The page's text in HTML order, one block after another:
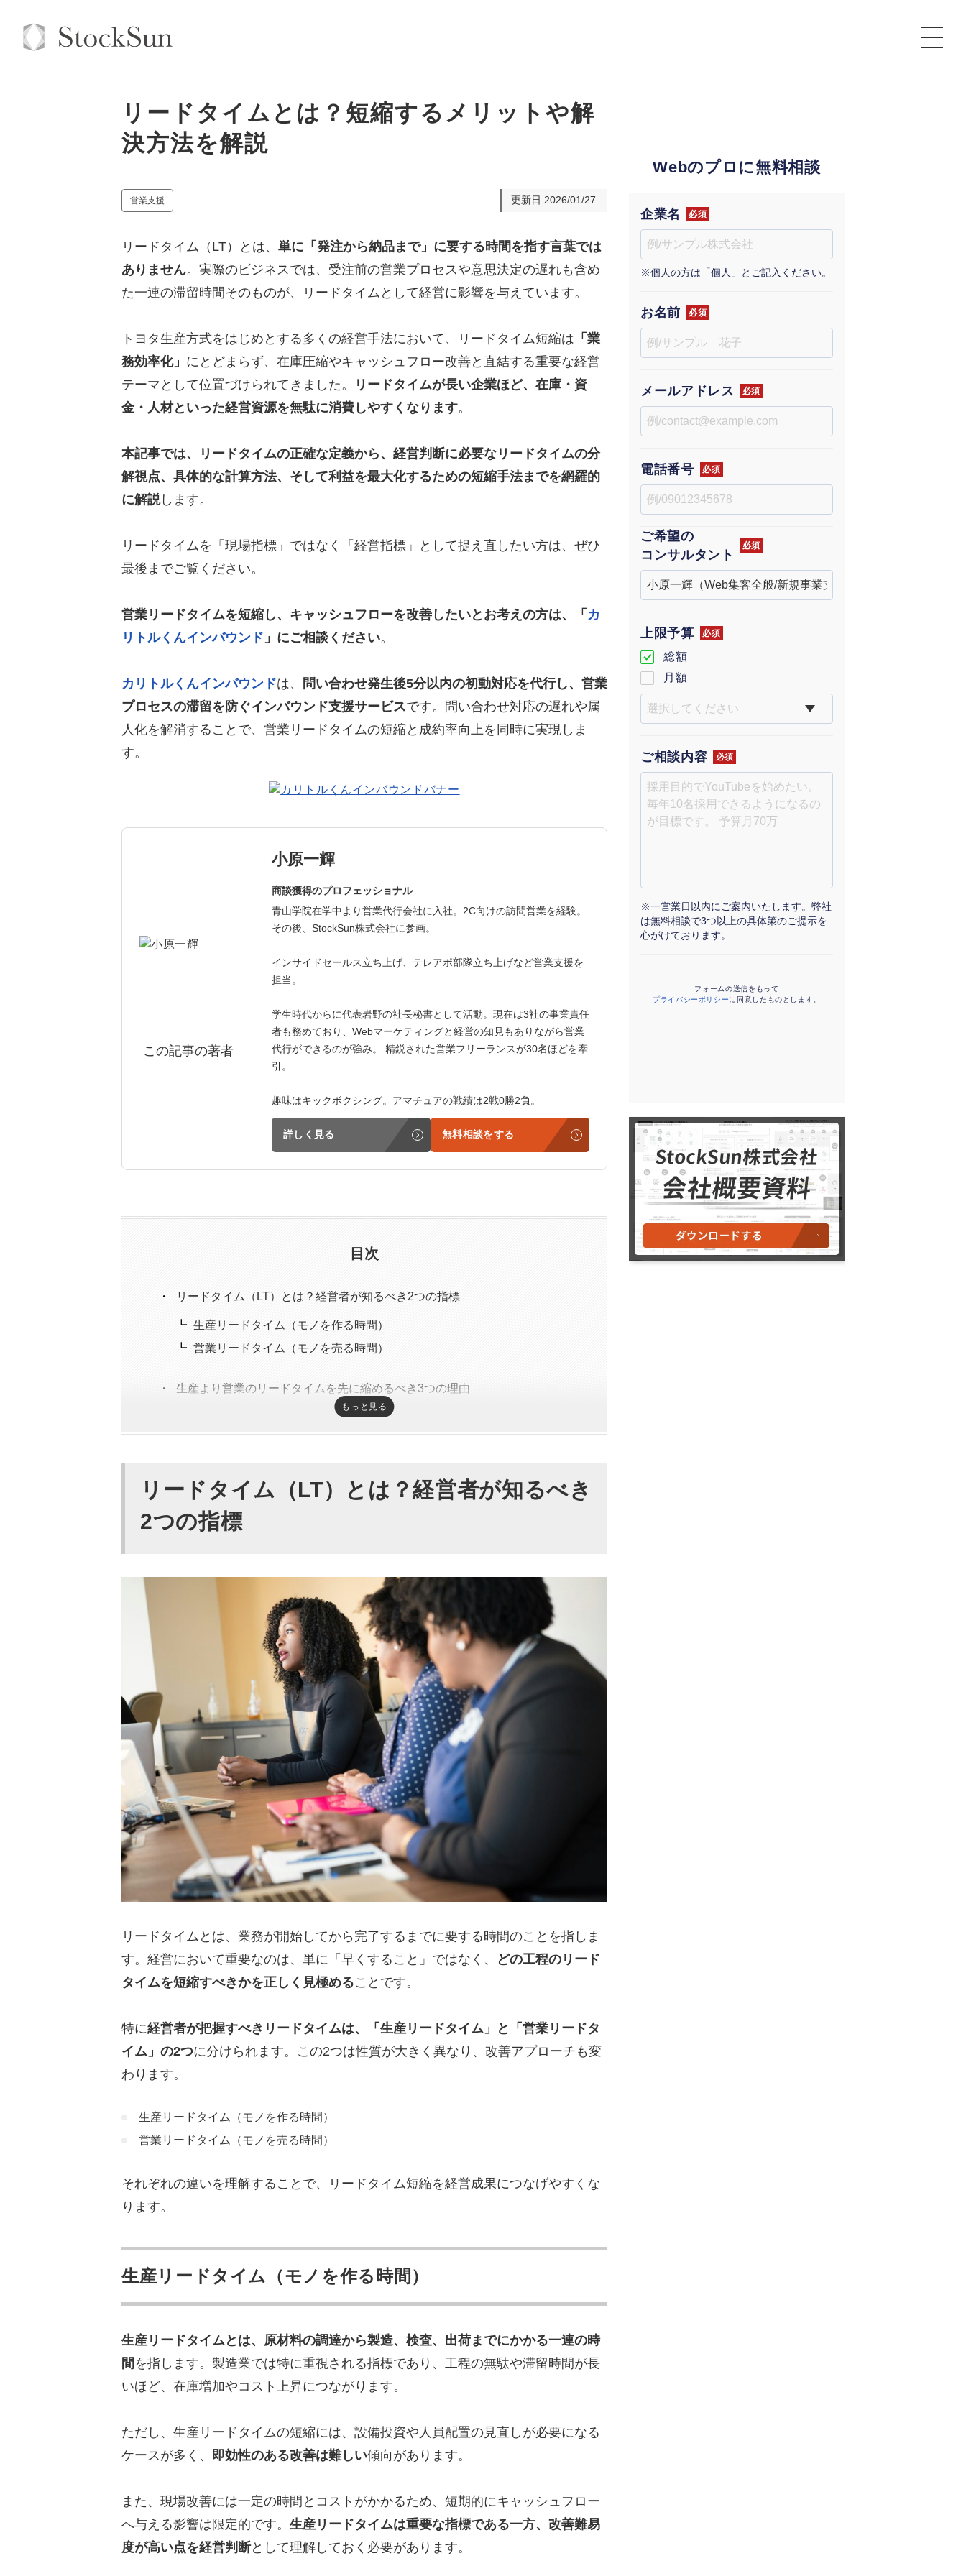
コンサルタント一覧
品質ガイドライン
社内コンペ
クレーム窓口
定額制営業代行『カリトルくん』
定額制採用代行・RPO『トルトルくん』
営業改善特化の動画制作『動画でカリトルくん』
定額LINE運用代行『LINEマキトルくん』
拡散付1日密着動画制作『まるごと社長』
1本無料で記事を制作『SEOトライアル』
定額制LP制作・改善『最強LP』
採用YouTubeチャンネル構築『トリトル』
実績
お役立ち資料
StockSun道場
道場TOP
動画編集
エンジニア
広告運用
YouTubeディレクター
年収エージェント
ミッション・ビジョン・バリュー
取締役メッセージ（株本祐己）
業務委託
正社員
常勤監査役
募集要項一覧
リードタイムとは？短縮するメリットや解
決方法を解説
営業支援 更新日 2026/01/27
リードタイム（LT）とは、 単に「発注から納品まで」に要する時間を指す言葉では
ありません。実際のビジネスでは、受注前の営業プロセスや意思決定の遅れも含め
た一連の滞留時間そのものが、リードタイムとして経営に影響を与えています。
トヨタ生産方式をはじめとする多くの経営手法において、リードタイム短縮は 「業
務効率化」 にとどまらず、在庫圧縮やキャッシュフロー改善と直結する重要な経営
テーマとして位置づけられてきました。
リードタイムが長い企業ほど、在庫・資
金・人材といった経営資源を無駄に消費しやすくなります。
本記事では、リードタイムの正確な定義から、経営判断に必要なリードタイムの分
解視点、具体的な計算方法、そして利益を最大化するための短縮手法までを網羅的
に解説します。
リードタイムを「現場指標」ではなく「経営指標」として捉え直したい方は、ぜひ
最後までご覧ください。
営業リードタイムを短縮し、キャッシュフローを改善したいとお考えの方は、「 カ
リトルくんインバウンド 」にご相談ください。
カリトルくんインバウンドは、
問い合わせ発生後5分以内の初動対応を代行し、営業
プロセスの滞留を防ぐインバウンド支援サービスです。問い合わせ対応の遅れや属
人化を解消することで、営業リードタイムの短縮と成約率向上を同時に実現しま
す。
この記事の著者
小原一輝
商談獲得のプロフェッショナル
青山学院在学中より営業代行会社に入社。2C向けの訪問営業を経験。
その後、StockSun株式会社に参画。
インサイドセールス立ち上げ、テレアポ部隊立ち上げなど営業支援を
担当。
学生時代からに代表岩野の社長秘書として活動。現在は3社の事業責任
者も務めており、Webマーケティングと経営の知見もありながら営業
代行ができるのが強み。 精鋭された営業フリーランスが30名ほどを牽
引。
趣味はキックボクシング。アマチュアの戦績は2戦0勝2負。
詳しく見る 無料相談をする
目次
リードタイム（LT）とは？経営者が知るべき2つの指標
生産リードタイム（モノを作る時間）
営業リードタイム（モノを売る時間）
生産より営業のリードタイムを先に縮めるべき3つの理由
生産LTの短縮には設備投資がかかる
リードタイム短縮で得られるメリット5つ
在庫管理コストが下がる
需要変動に対応しやすくなる
キャッシュフローが大幅に改善する
顧客満足度向上によって売上が上がる
営業リードタイムが長引いてしまう3つのボトルネック
「検討します」と言われた後の放置
商談までの日程調整のラグ
確度の低い客への無駄なアプローチ
リードタイムの計算方法
フォワード法
バックワード法
【シミュレーション】営業LT短縮で、キャッシュフローはどう変わる？
もっと見る
リードタイム（LT）とは？経営者が知るべき
2つの指標
リードタイムとは、業務が開始してから完了するまでに要する時間のことを指しま
す。経営において重要なのは、単に「早くすること」ではなく、
どの工程のリード
タイムを短縮すべきかを正しく見極めることです。
特に経営者が把握すべきリードタイムは、「生産リードタイム」と「営業リードタ
イム」の2つに分けられます。この2つは性質が大きく異なり、改善アプローチも変
わります。
生産リードタイム（モノを作る時間）
営業リードタイム（モノを売る時間）
それぞれの違いを理解することで、リードタイム短縮を経営成果につなげやすくな
ります。
生産リードタイム（モノを作る時間）
生産リードタイムとは、原材料の調達から製造、検査、出荷までにかかる一連の時
間 を指します。製造業では特に重視される指標であり、工程の無駄や滞留時間が長
いほど、在庫増加やコスト上昇につながります。
ただし、生産リードタイムの短縮には、設備投資や人員配置の見直しが必要になる
ケースが多く、
即効性のある改善は難しい傾向があります。
また、現場改善には一定の時間とコストがかかるため、短期的にキャッシュフロー
へ与える影響は限定的です。 生産リードタイムは重要な指標である一方、改善難易
度が高い点を経営判断として理解しておく必要があります。
Webのプロに無料相談
企業名 必須
※個人の方は「個人」とご記入ください。
お名前 必須
メールアドレス 必須
電話番号 必須
ご希望の
コンサルタント
必須
上限予算 必須
総額
月額
ご相談内容 必須
※一営業日以内にご案内いたします。弊社
は無料相談で3つ以上の具体策のご提示を
心がけております。
フォームの送信をもって
プライバシーポリシーに同意したものとします。